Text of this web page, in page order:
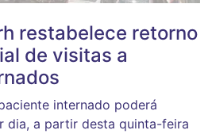
restabelece retorno
de visitas a
internado poderá
dia, a partir desta quinta-feira